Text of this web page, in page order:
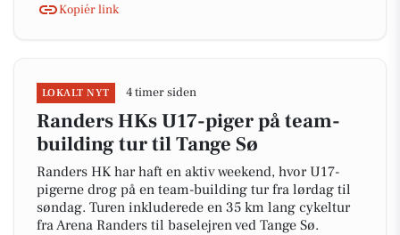
Kopiér link
LOKALT NYT 4 timer siden
Randers HKs U17-piger på team-
building tur til Tange Sø
Randers HK har haft en aktiv weekend, hvor U17-
pigerne drog på en team-building tur fra lørdag til
søndag. Turen inkluderede en 35 km lang cykeltur
fra Arena Randers til baselejren ved Tange Sø.